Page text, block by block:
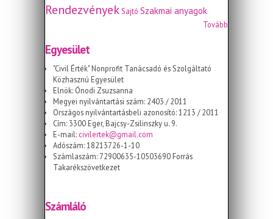
Rendezvények Sajtó Szakmai anyagok
Tovább
Egyesület
"Civil Érték" Nonprofit Tanácsadó és Szolgáltató
Közhasznú Egyesület
Elnök: Ónodi Zsuzsanna
Megyei nyilvántartási szám: 2403 / 2011
Országos nyilvántartásbeli azonosító: 1213 / 2011
Cím: 3300 Eger, Bajcsy-Zsilinszky u. 9.
E-mail: civilertek@gmail.com
Adószám: 18213726-1-10
Számlaszám: 72900635-10503690 Forrás
Takarékszövetkezet
Számláló